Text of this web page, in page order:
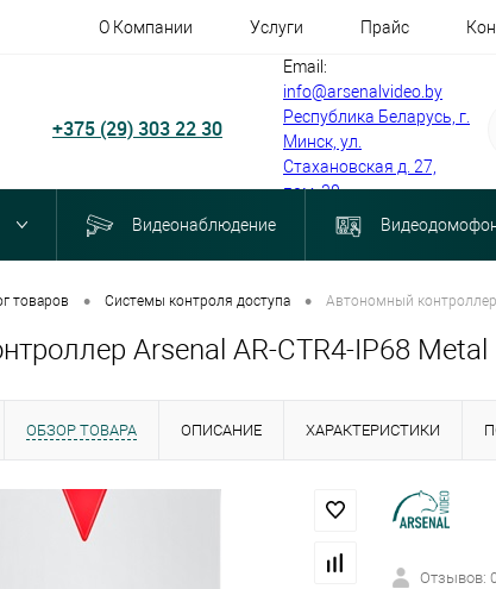
О Компании Услуги Прайс
+375 (29) 303 22 30
Email:
info@arsenalvideo.by
Республика Беларусь, г.
Минск, ул.
Стахановская д. 27,
пом. 30
Видеонаблюдение
товаров • Системы контроля доступа • Автономный контроллер
Arsenal AR-CTR4-IP68 Metal
ОБЗОР ТОВАРА ОПИСАНИЕ ХАРАКТЕРИСТИКИ
Отзывов: